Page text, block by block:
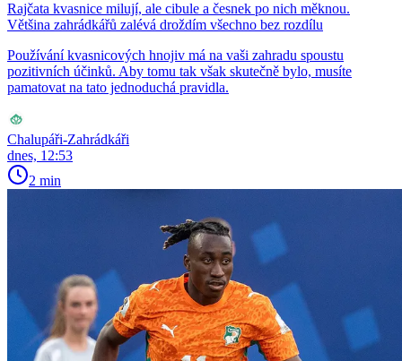
Rajčata kvasnice milují, ale cibule a česnek po nich měknou.
Většina zahrádkářů zalévá droždím všechno bez rozdílu
Používání kvasnicových hnojiv má na vaši zahradu spoustu
pozitivních účinků. Aby tomu tak však skutečně bylo, musíte
pamatovat na tato jednoduchá pravidla.
Chalupáři-Zahrádkáři
dnes, 12:53
2 min